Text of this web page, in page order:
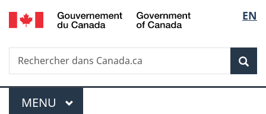
Passer
au
principal
Passer
à
Au
du
Passer
à
version
simplifiée
de
la
EN
Recherche
Rechercher
dans
Menu
MENU PRINCIPAL